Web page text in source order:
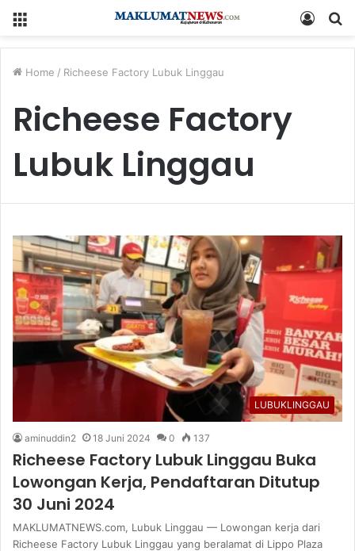
Log
Home / Richeese Factory Lubuk Linggau
Richeese Factory
Lubuk Linggau
LUBUKLINGGAU
aminuddin2 18 Juni 2024 0 137
Richeese Factory Lubuk Linggau Buka
Lowongan Kerja, Pendaftaran Ditutup
30 Juni 2024
MAKLUMATNEWS.com, Lubuk Linggau — Lowongan kerja dari
Richeese Factory Lubuk Linggau yang beralamat di Lippo Plaza